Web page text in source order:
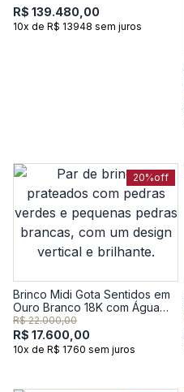
R$ 139.480,00
10x de R$ 13948 sem juros
20%off
Brinco Midi Gota Sentidos em
Ouro Branco 18K com Água
Marinha e Diamantes
R$ 22.000,00
R$ 17.600,00
10x de R$ 1760 sem juros